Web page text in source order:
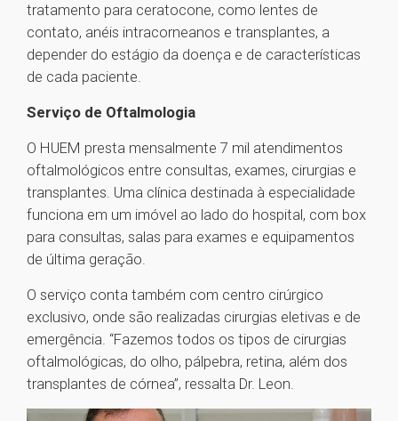
tratamento para ceratocone, como lentes de
contato, anéis intracorneanos e transplantes, a
depender do estágio da doença e de características
de cada paciente.
Serviço de Oftalmologia
O HUEM presta mensalmente 7 mil atendimentos
oftalmológicos entre consultas, exames, cirurgias e
transplantes. Uma clínica destinada à especialidade
funciona em um imóvel ao lado do hospital, com box
para consultas, salas para exames e equipamentos
de última geração.
O serviço conta também com centro cirúrgico
exclusivo, onde são realizadas cirurgias eletivas e de
emergência. “Fazemos todos os tipos de cirurgias
oftalmológicas, do olho, pálpebra, retina, além dos
transplantes de córnea”, ressalta Dr. Leon.